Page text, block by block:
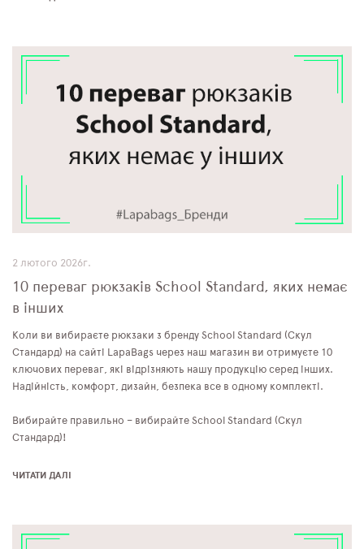
2 лютого 2026г.
10 переваг рюкзаків School Standard, яких немає
в інших
Коли ви вибираєте рюкзаки з бренду School Standard (Скул
Стандард) на сайті LapaBags через наш магазин ви отримуєте 10
ключових переваг, які відрізняють нашу продукцію серед інших.
Надійність, комфорт, дизайн, безпека все в одному комплекті.
Вибирайте правильно – вибирайте School Standard (Скул
Стандард)!
ЧИТАТИ ДАЛІ